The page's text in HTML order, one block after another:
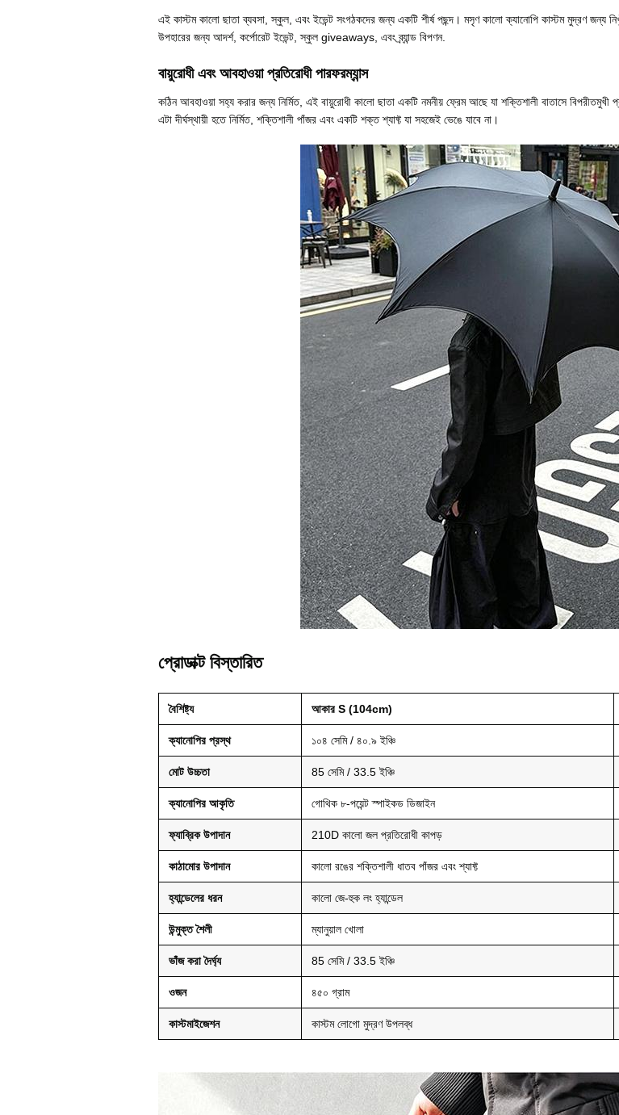
এই কাস্টম কালো ছাতা ব্যবসা, স্কুল, এবং ইভেন্ট সংগঠকদের জন্য একটি শীর্ষ পছন্দ। মসৃণ কালো ক্যানোপি কাস্টম মুদ্রণ জন্য
উপহারের জন্য আদর্শ, কর্পোরেট ইভেন্ট, স্কুল giveaways, এবং ব্র্যান্ড বিপণন.
বায়ুরোধী এবং আবহাওয়া প্রতিরোধী পারফরম্যান্স
কঠিন আবহাওয়া সহ্য করার জন্য নির্মিত, এই বায়ুরোধী কালো ছাতা একটি নমনীয় ফ্রেম আছে যা শক্তিশালী বাতাসে
এটা দীর্ঘস্থায়ী হতে নির্মিত, শক্তিশালী পাঁজর এবং একটি শক্ত শ্যাফ্ট যা সহজেই ভেঙে যাবে না।
প্রোডাক্ট বিস্তারিত
বৈশিষ্ট্য আকার S (104cm)
ক্যানোপির প্রস্থ ১০৪ সেমি / ৪০.৯ ইঞ্চি
মোট উচ্চতা 85 সেমি / 33.5 ইঞ্চি
ক্যানোপির আকৃতি গোথিক ৮-পয়েন্ট স্পাইকড ডিজাইন
ফ্যাব্রিক উপাদান 210D কালো জল প্রতিরোধী কাপড়
কাঠামোর উপাদান কালো রঙের শক্তিশালী ধাতব পাঁজর এবং শ্যাফ্ট
হ্যান্ডেলের ধরন কালো জে-হুক লং হ্যান্ডেল
উন্মুক্ত শৈলী ম্যানুয়াল খোলা
ভাঁজ করা দৈর্ঘ্য 85 সেমি / 33.5 ইঞ্চি
ওজন ৪৫০ গ্রাম
কাস্টমাইজেশন কাস্টম লোগো মুদ্রণ উপলব্ধ